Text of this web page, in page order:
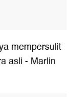
mempersulit
asli - Marlin